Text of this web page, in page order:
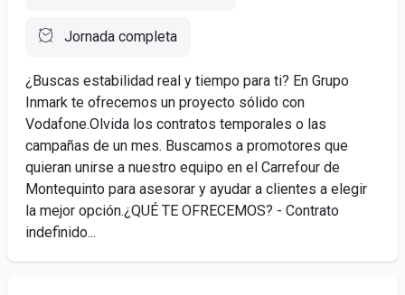
Jornada completa
¿Buscas estabilidad real y tiempo para ti? En Grupo
Inmark te ofrecemos un proyecto sólido con
Vodafone.Olvida los contratos temporales o las
campañas de un mes. Buscamos a promotores que
quieran unirse a nuestro equipo en el Carrefour de
Montequinto para asesorar y ayudar a clientes a elegir
la mejor opción.¿QUÉ TE OFRECEMOS? - Contrato
indefinido...